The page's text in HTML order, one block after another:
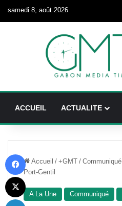
samedi 8, août 2026
ACCUEIL ACTUALITE
Accueil / +GMT / Communiqué
Port-Gentil
A La Une Communiqué
X
Linkedin